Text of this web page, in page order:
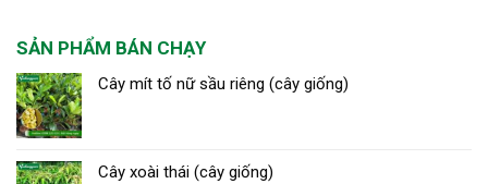
SẢN PHẨM BÁN CHẠY
Cây mít tố nữ sầu riêng (cây giống)
Cây xoài thái (cây giống)